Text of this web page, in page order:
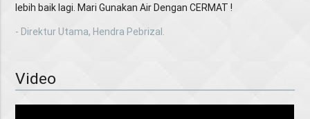
lebih baik lagi. Mari Gunakan Air Dengan CERMAT !
- Direktur Utama, Hendra Pebrizal.
Video